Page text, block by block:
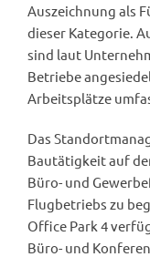
Auszeichnung als
dieser Kategorie.
sind laut
Betriebe
Arbeitsplätze
Das
Bautätigkeit auf
Büro- und
Flugbetriebs zu
Office Park 4
Büro- und